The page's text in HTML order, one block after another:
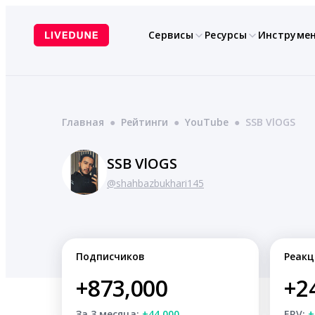
содержимому
Сервисы Ресурсы
Главная ● Рейтинги ● YouTube ● SSB VlOGS
SSB VlOGS
@shahbazbukhari145
Подписчиков
+873,000